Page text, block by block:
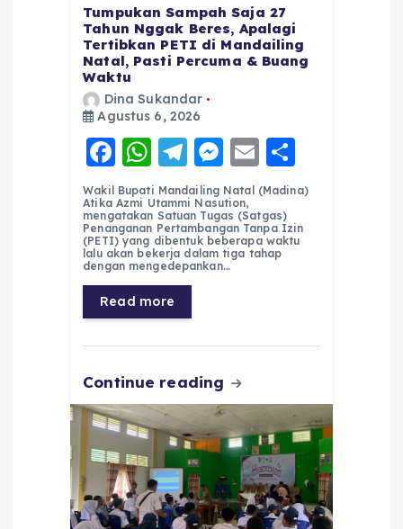
Tumpukan Sampah Saja 27
Tahun Nggak Beres, Apalagi
Tertibkan PETI di Mandailing
Natal, Pasti Percuma & Buang
Waktu
Dina Sukandar
Agustus 6, 2026
F
a
c
e
b
o
o
k
W
h
a
ts
A
p
p
T
el
e
g
r
a
m
M
e
ss
e
n
E
m
ai
l
h
a
re
Wakil Bupati Mandailing Natal (Madina)
Atika Azmi Utammi Nasution,
mengatakan Satuan Tugas (Satgas)
Penanganan Pertambangan Tanpa Izin
(PETI) yang dibentuk beberapa waktu
lalu akan bekerja dalam tiga tahap
dengan mengedepankan…
Read more
Continue reading